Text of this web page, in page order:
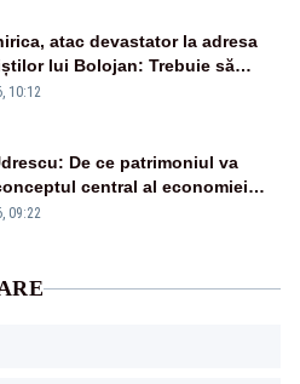
atac devastator la adresa
lui Bolojan: Trebuie să
și natura, dar nu șținem omaneii
10:12
De ce patrimoniul va
central al economiei
09:22